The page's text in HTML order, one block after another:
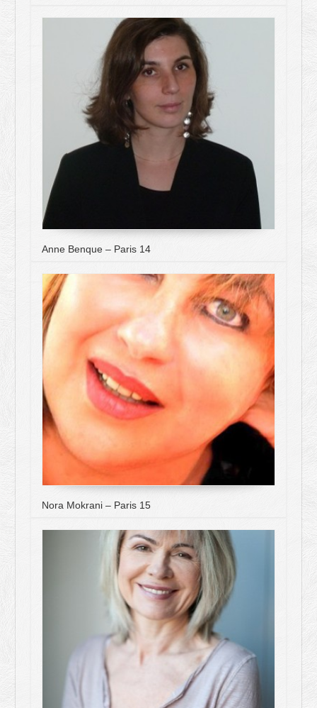
Anne Benque – Paris 14
Nora Mokrani – Paris 15